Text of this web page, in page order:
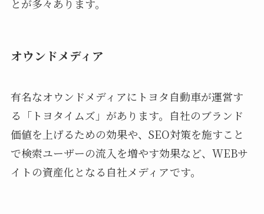
とが多々あります。
オウンドメディア
有名なオウンドメディアにトヨタ自動車が運営す
る「トヨタイムズ」があります。自社のブランド
価値を上げるための効果や、SEO対策を施すこと
で検索ユーザーの流入を増やす効果など、WEBサ
イトの資産化となる自社メディアです。